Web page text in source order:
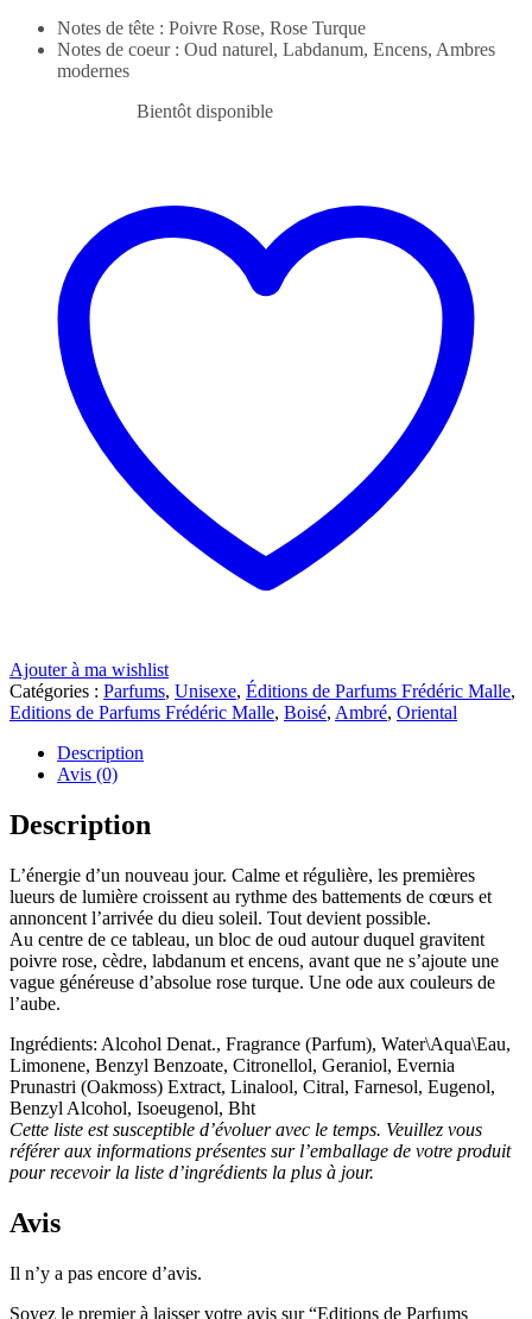
Notes de tête : Poivre Rose, Rose Turque
Notes de coeur : Oud naturel, Labdanum, Encens, Ambres
modernes
Ajouter à ma wishlist
Catégories : Parfums, Unisexe, Éditions de Parfums Frédéric Malle,
Editions de Parfums Frédéric Malle, Boisé, Ambré, Oriental
Description
Avis (0)
Description
L’énergie d’un nouveau jour. Calme et régulière, les premières
lueurs de lumière croissent au rythme des battements de cœurs et
annoncent l’arrivée du dieu soleil. Tout devient possible.
Au centre de ce tableau, un bloc de oud autour duquel gravitent
poivre rose, cèdre, labdanum et encens, avant que ne s’ajoute une
vague généreuse d’absolue rose turque. Une ode aux couleurs de
l’aube.
Ingrédients: Alcohol Denat., Fragrance (Parfum), Water\Aqua\Eau,
Limonene, Benzyl Benzoate, Citronellol, Geraniol, Evernia
Prunastri (Oakmoss) Extract, Linalool, Citral, Farnesol, Eugenol,
Benzyl Alcohol, Isoeugenol, Bht
Cette liste est susceptible d’évoluer avec le temps. Veuillez vous
référer aux informations présentes sur l’emballage de votre produit
pour recevoir la liste d’ingrédients la plus à jour.
Avis
Il n’y a pas encore d’avis.
Soyez le premier à laisser votre avis sur “Editions de Parfums